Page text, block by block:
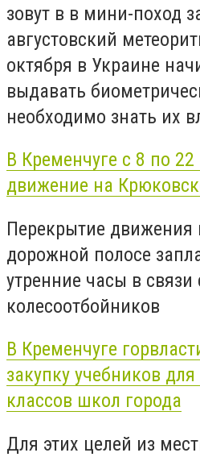
зовут в в мини-поход
августовский
октября в Украине
выдавать
необходимо знать их
В Кременчуге с 8 по 22
движение на
Перекрытие движения
дорожной полосе
утренние часы в
колесоотбойников
В Кременчуге
закупку учебников
классов школ города
Для этих целей из